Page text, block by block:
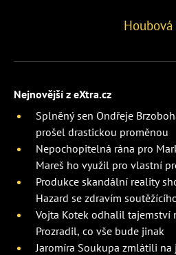
Houbová
Nejnovější z eXtra.cz
Splněný sen Ondřeje
prošel drastickou proměnou
Nepochopitelná rána pro
Mareš ho využil pro vlastní
Produkce skandální reality
Hazard se zdravím
Vojta Kotek odhalil tajemství
Prozradil, co vše bude jinak
Jaromíra Soukupa zmlátili na